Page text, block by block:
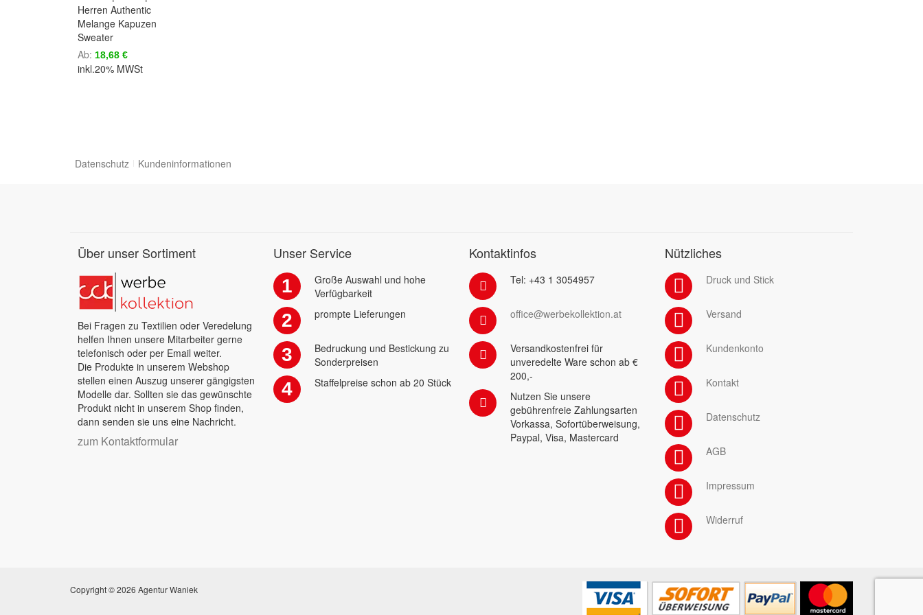
Herren Authentic
Melange Kapuzen
Sweater
Ab 18,68 €
inkl.20% MWSt
Datenschutz Kundeninformationen
Über unser Sortiment
Bei Fragen zu Textilien oder Veredelung
helfen Ihnen unsere Mitarbeiter gerne
telefonisch oder per Email weiter.
Die Produkte in unserem Webshop
stellen einen Auszug unserer gängigsten
Modelle dar. Sollten sie das gewünschte
Produkt nicht in unserem Shop finden,
dann senden sie uns eine Nachricht.
zum Kontaktformular
Unser Service
1
Große Auswahl und hohe
Verfügbarkeit
2 prompte Lieferungen
3
Bedruckung und Bestickung zu
Sonderpreisen
4 Staffelpreise schon ab 20 Stück
Kontaktinfos
Tel: +43 1 3054957
office@werbekollektion.at
Versandkostenfrei für
unveredelte Ware schon ab €
200,-
Nutzen Sie unsere
gebührenfreie Zahlungsarten
Vorkassa, Sofortüberweisung,
Paypal, Visa, Mastercard
Nützliches
Druck und Stick
Versand
Kundenkonto
Kontakt
Datenschutz
AGB
Impressum
Widerruf
Copyright © 2026 Agentur Waniek